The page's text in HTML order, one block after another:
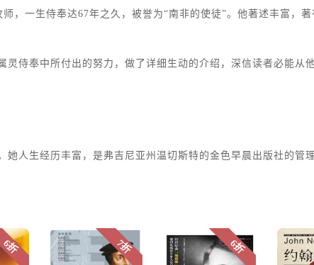
，一生侍奉达67年之久，被誉为“南非的使徒”。他著述丰富，
侍奉中所付出的努力，做了详细生动的介绍，深信读者必能从
人生经历丰富，是弗吉尼亚州温切斯特的金色早晨出版社的管